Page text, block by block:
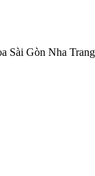
Sài Gòn Nha